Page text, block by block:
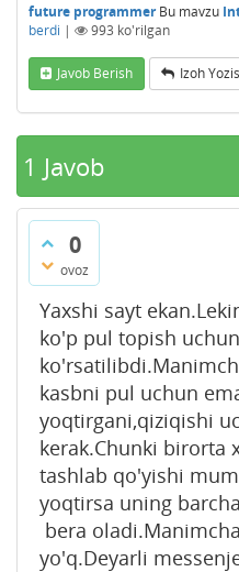
future programmer Bu mavzu
berdi | 993 ko'rilgan
Javob Berish Izoh
1 Javob
0
ovoz
Yaxshi sayt
ko'p pul topish
kasbni pul uchun
yoqtirgani,qiziqishi
kerak.Chunki birorta
tashlab qo'yishi
yoqtirsa uning
bera
yo'q.Deyarli